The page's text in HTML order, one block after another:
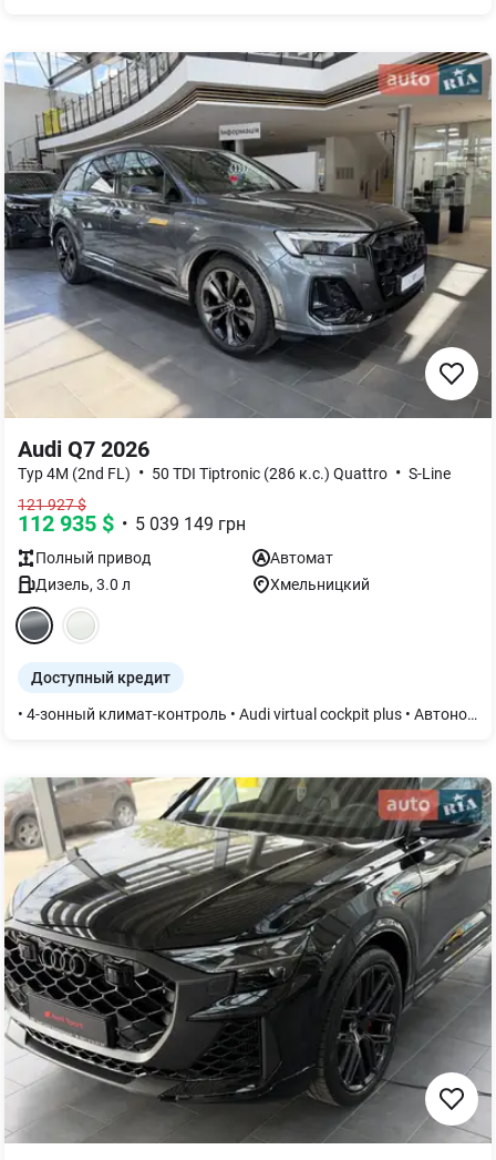
Audi Q7 2026
Typ 4M (2nd FL) • 50 TDI Tiptronic (286 к.с.) Quattro • S-Line
121 927$
112 935 $ • 5 039 149 грн
Полный привод
Автомат
Дизель, 3.0 л Хмельницкий
Доступный кредит
• 4-зонный климат-контроль • Audi virtual cockpit plus • Автономный обогреватель и вентилятор • Адаптивная пневматическая подвеска • Адаптивный ассистент водителя • Аудиосистема Bang & Olufsen Premium • Вентиляция и массаж передних сидений • Внутреннее зеркало с автом. затемнением • Глянцево-черные клавиши управления • Декор дуб серый • Зеркала с функцией памяти и затемнением • Диски 5 подв. спиц Modul 9,5Jx21 • Дополнительный защитный поддон двигателя • Остекление Privacy • Руль кожаный 3 спицы с подогревом • Коврики для пола спереди и сзади • Комфортный ключ с сенсорным открыванием • Корпуса внешних зеркал черные • Освещение фоновое plus • Пакет оптический черный • Пакет оптический черный plus • Пакет-ассистент Парковки • Панорамная стеклянная крыша • Полноуправляемое шасси • Подлокотник передний комфортный • Подогрев передних сидений • Разделительная сетка • Светодиодное освещение зоны посадки • Светодиодные матричные фары HD Matrix • Сиденье заднее plus • Передние сиденья с памятью • Система безопасности Audi pre sense front • Система предупреждения о смене полосы • Стекло с шумоизоляцией • Солнцезащитные козырьки двойные • Потолок в черной ткани • Кожа Valcona/Cricket - контурные сиденья • Пакет Бизнес: - сервопривод закрытия дверей - Audi smartphone interface - Audi phone box light - рулевая колонка с электроприводом регулировки - отсутствие обозначений модели, технологии - 2 разъема USB-C в задней части салона - шторка солнцезащитная